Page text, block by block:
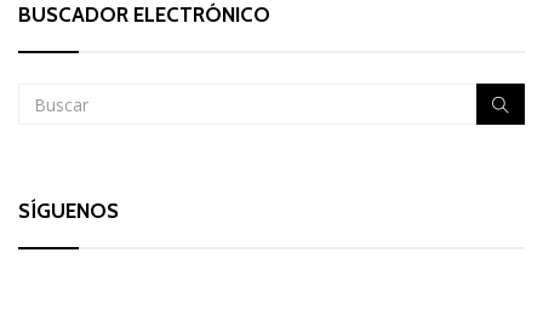
BUSCADOR ELECTRÓNICO
SÍGUENOS